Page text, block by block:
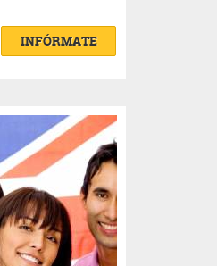
INFÓRMATE